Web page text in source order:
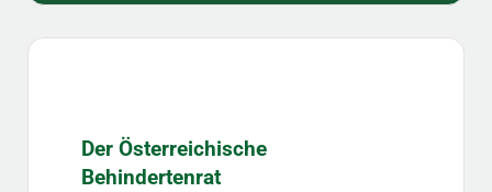
Der Österreichische
Behindertenrat